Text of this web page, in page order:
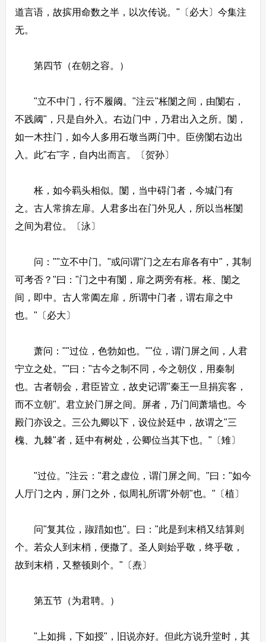
道言语，故摈用命数之半，以次传说。"〔必大〕今集注
无。
第四节（在朝之容。）
"立不中门，行不履阈。"注云"枨闑之间，由闑右，
不践阈"，只是自外入。右边门中，乃君出入之所。闑，
如一木拄门，如今人多用石墩当两门中。臣傍闑右边出
入。此"右"字，自内出而言。〔贺孙〕
枨，如今羁头相似。闑，当中碍门者，今城门有
之。古人常揜左扉。人君多出在门外见人，所以当枨闑
之间为君位。〔泳〕
问：""立不中门。"或问谓"门之左右扉各有中"，其制
可考否？"曰："门之中有闑，扉之两旁有枨。枨、闑之
间，即中。古人常阖左扉，所谓中门者，谓右扉之中
也。"〔必大〕
萧问：""过位，色勃如也。""位，谓门屏之间，人君
宁立之处。""曰："古今之制不同，今之朝仪，用秦制
也。古者朝会，君臣皆立，故史记谓"秦王一旦捐宾客，
而不立朝"。君立於门屏之间。屏者，乃门间萧墙也。今
殿门亦设之。三公九卿以下，设位於廷中，故谓之"三
槐、九棘"者，廷中有树处，公卿位当其下也。"〔雉〕
"过位。"注云："君之虚位，谓门屏之间。"曰："如今
人厅门之内，屏门之外，似周礼所谓"外朝"也。"〔植〕
问"复其位，踧踖如也"。曰："此是到末梢又结算则
个。若众人到末梢，便撒了。圣人则始乎敬，终乎敬，
故到末梢，又整顿则个。"〔焘〕
第五节（为君聘。）
"上如揖，下如授"，旧说亦好。但此方说升堂时，其